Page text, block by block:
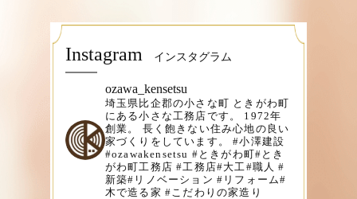
Instagram インスタグラム
ozawa_kensetsu
埼玉県比企郡の小さな町 ときがわ町
にある小さな工務店です。
1972年
創業。
長く飽きない住み心地の良い
家づくりをしています。
#小澤建設
#ozawakensetsu #ときがわ町#とき
がわ町工務店 #工務店#大工#職人 #
新築#リノベーション #リフォーム#
木で造る家 #こだわりの家造り